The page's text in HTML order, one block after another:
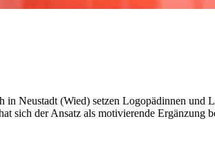
(Wied) setzen Logopädinnen und
sich der Ansatz als motivierende Ergänzung